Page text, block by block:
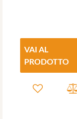
VAI AL
PRODOTTO